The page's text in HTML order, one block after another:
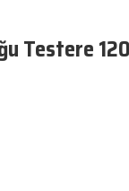
Testere